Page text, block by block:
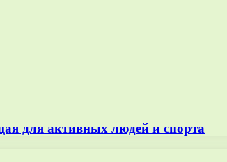
для активных людей и спорта